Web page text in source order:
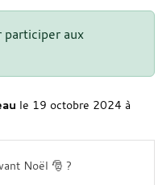
participer aux
le 19 octobre 2024 à
Noël 🎅 ?